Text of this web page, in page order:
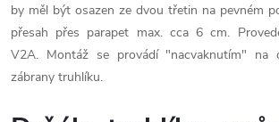
by měl být osazen ze dvou třetin na pevném
přesah přes parapet max. cca 6 cm.
V2A. Montáž se provádí "nacvaknutím" na
zábrany truhlíku.